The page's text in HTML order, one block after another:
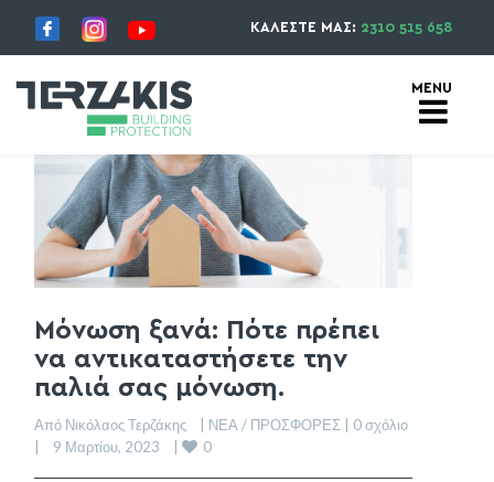
ΚΑΛΕΣΤΕ ΜΑΣ: 2310 515 658
Μόνωση ξανά: Πότε πρέπει
να αντικαταστήσετε την
παλιά σας μόνωση.
Από Νικόλαος Τερζάκης    | ΝΕΑ / ΠΡΟΣΦΟΡΕΣ
0 σχόλιο
|    9 Μαρτίου, 2023    |
0